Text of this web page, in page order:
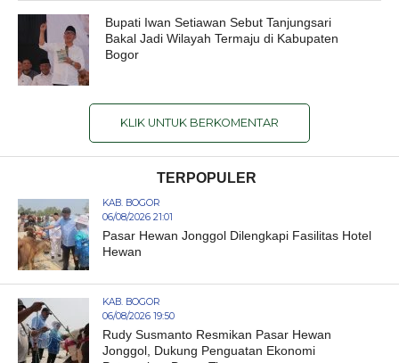
Bupati Iwan Setiawan Sebut Tanjungsari
Bakal Jadi Wilayah Termaju di Kabupaten
Bogor
KLIK UNTUK BERKOMENTAR
TERPOPULER
KAB. BOGOR
06/08/2026 21:01
Pasar Hewan Jonggol Dilengkapi Fasilitas Hotel
Hewan
KAB. BOGOR
06/08/2026 19:50
Rudy Susmanto Resmikan Pasar Hewan
Jonggol, Dukung Penguatan Ekonomi